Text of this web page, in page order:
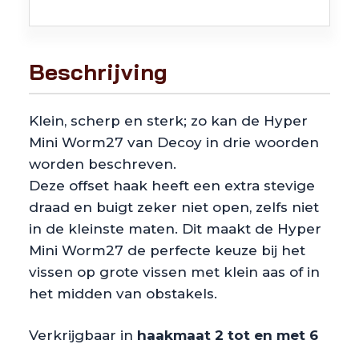
Beschrijving
Klein, scherp en sterk; zo kan de Hyper
Mini Worm27 van Decoy in drie woorden
worden beschreven.
Deze offset haak heeft een extra stevige
draad en buigt zeker niet open, zelfs niet
in de kleinste maten. Dit maakt de Hyper
Mini Worm27 de perfecte keuze bij het
vissen op grote vissen met klein aas of in
het midden van obstakels.
Verkrijgbaar in haakmaat 2 tot en met 6